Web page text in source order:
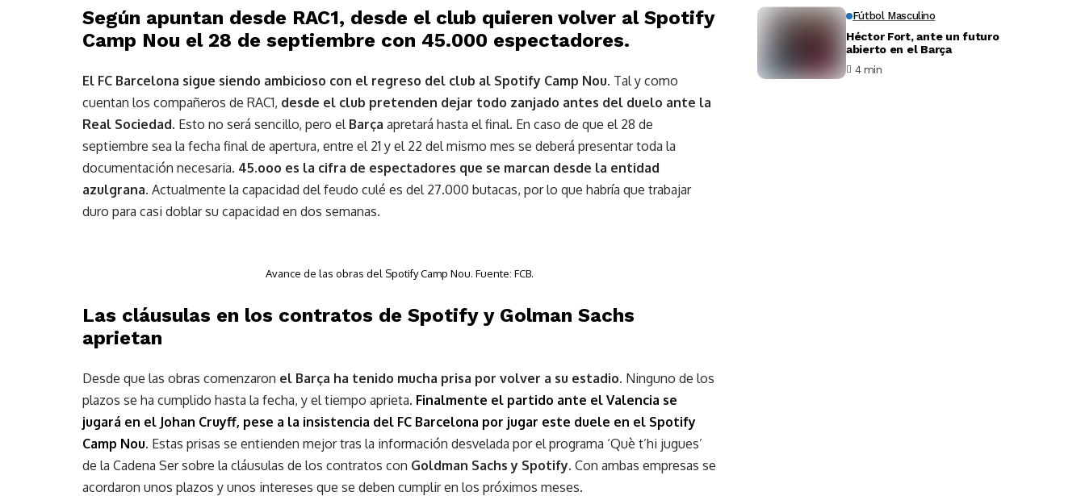
Según apuntan desde RAC1, desde el club quieren volver al Spotify
Camp Nou el 28 de septiembre con 45.000 espectadores.
El FC Barcelona sigue siendo ambicioso con el regreso del club al Spotify Camp Nou. Tal y como
cuentan los compañeros de RAC1, desde el club pretenden dejar todo zanjado antes del duelo ante la
Real Sociedad. Esto no será sencillo, pero el Barça apretará hasta el final. En caso de que el 28 de
septiembre sea la fecha final de apertura, entre el 21 y el 22 del mismo mes se deberá presentar toda la
documentación necesaria. 45.ooo es la cifra de espectadores que se marcan desde la entidad
azulgrana. Actualmente la capacidad del feudo culé es del 27.000 butacas, por lo que habría que trabajar
duro para casi doblar su capacidad en dos semanas.
Avance de las obras del Spotify Camp Nou. Fuente: FCB.
Las cláusulas en los contratos de Spotify y Golman Sachs
aprietan
Desde que las obras comenzaron el Barça ha tenido mucha prisa por volver a su estadio. Ninguno de los
plazos se ha cumplido hasta la fecha, y el tiempo aprieta. Finalmente el partido ante el Valencia se
jugará en el Johan Cruyff, pese a la insistencia del FC Barcelona por jugar este duele en el Spotify
Camp Nou. Estas prisas se entienden mejor tras la información desvelada por el programa ‘Què t’hi jugues’
de la Cadena Ser sobre la cláusulas de los contratos con Goldman Sachs y Spotify. Con ambas empresas se
acordaron unos plazos y unos intereses que se deben cumplir en los próximos meses.
Fútbol Masculino
Héctor Fort, ante un futuro
abierto en el Barça
4 min